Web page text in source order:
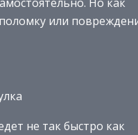
или
не так быстро как